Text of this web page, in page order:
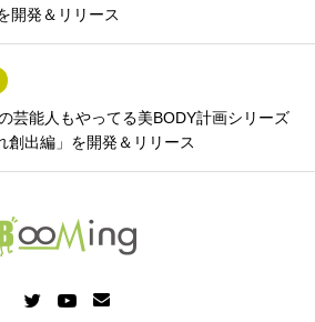
開発＆リリース
芸能人もやってる美BODY計画シリーズ
創出編」を開発＆リリース